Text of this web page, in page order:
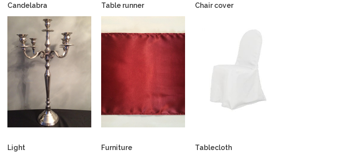
Candelabra Table runner Chair cover
Light Furniture Tablecloth